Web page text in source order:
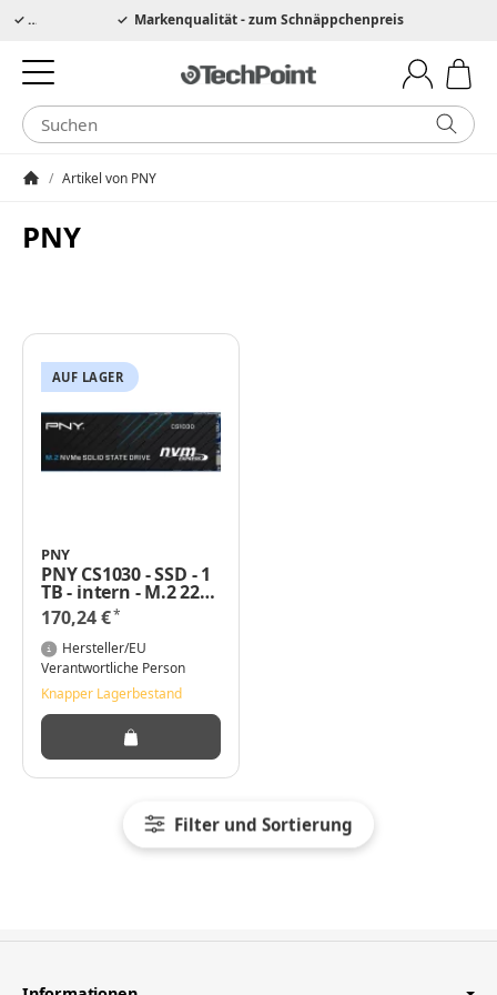
Hotline 0049 6205 3079975Markenqualität - zum Schnäppchenpreis
/ Artikel von PNY
PNY
Filter und Sortierung
AUF LAGER
PNY
PNY CS1030 - SSD - 1
TB - intern - M.2 2280
- PCIe 3.0 x4 (NVMe)
170,24 €*
Hersteller/EU
Verantwortliche Person
Knapper Lagerbestand